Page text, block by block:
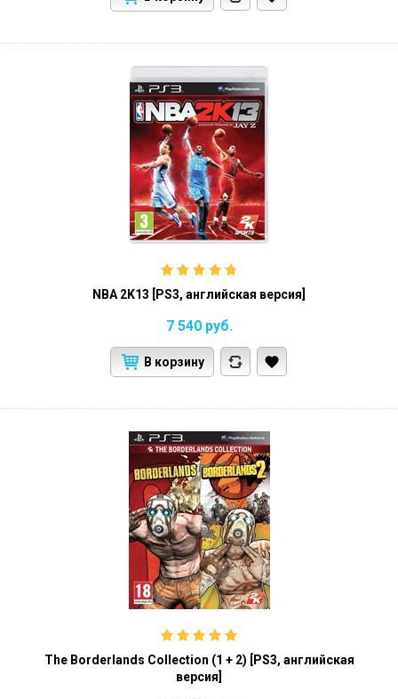
NBA 2K13 [PS3, английская версия]
7 540 руб.
В корзину
The Borderlands Collection (1 + 2) [PS3, английская
версия]